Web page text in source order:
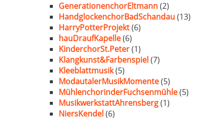
GenerationenchorEltmann(2)
HandglockenchorBadSchandau(13)
HarryPotterProjekt(6)
hauDraufKapelle(6)
KinderchorSt.Peter(1)
Klangkunst&Farbenspiel(7)
Kleeblattmusik(5)
ModautalerMusikMomente(5)
MühlenchorinderFuchsenmühle(5)
MusikwerkstattAhrensberg(1)
NiersKendel(6)